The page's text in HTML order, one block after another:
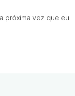
próxima vez que eu